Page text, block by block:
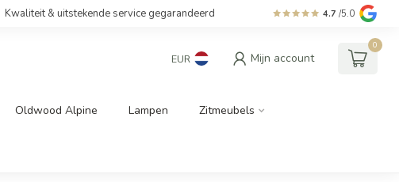
Kwaliteit & uitstekende service gegarandeerd 4.7 /5.0
EUR Mijn account
0
Oldwood Alpine Lampen Zitmeubels